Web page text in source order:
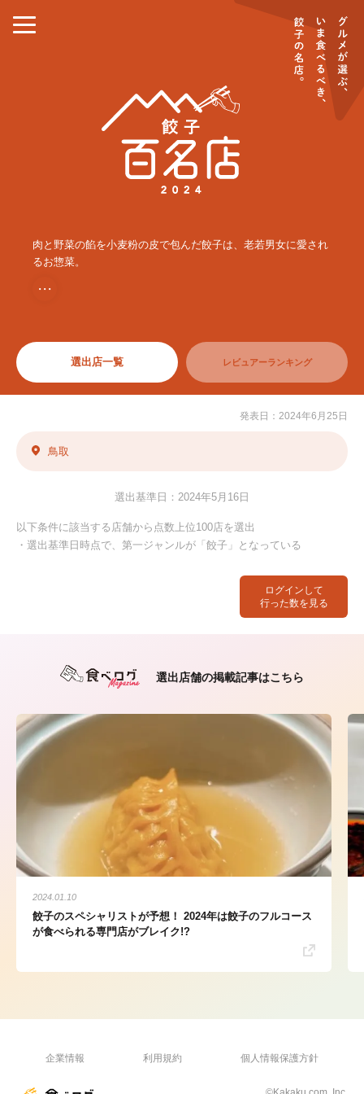
肉と野菜の餡を小麦粉の皮で包んだ餃子は、老若男女に愛され
るお惣菜。
・・・
選出店一覧 レビュアーランキング
ログインして
行った数を見る
発表日：2024年6月25日
鳥取
選出基準日：2024年5月16日
以下条件に該当する店舗から点数上位100店を選出
・選出基準日時点で、第一ジャンルが「餃子」となっている
選出店舗の掲載記事はこちら
2024.01.10
餃子のスペシャリストが予想！ 2024年は餃子のフルコース
が食べられる専門店がブレイク!?
企業情報 利用規約 個人情報保護方針